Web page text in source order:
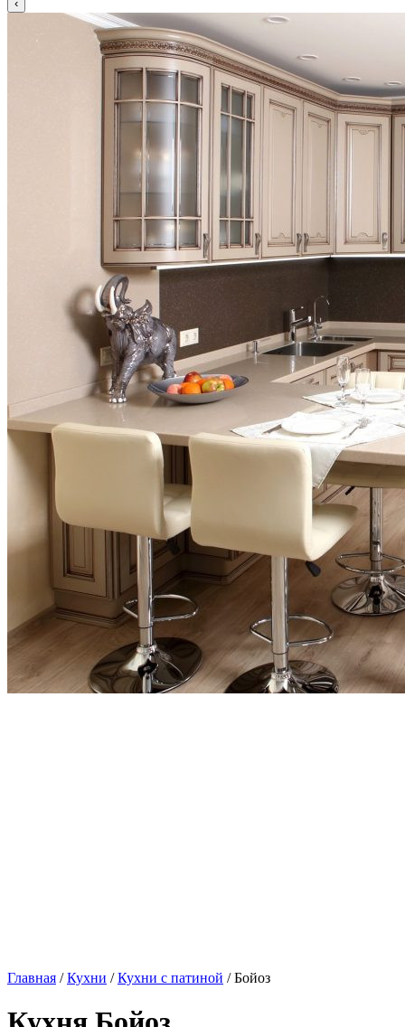
Главная /Кухни /Кухни с патиной / Бойоз